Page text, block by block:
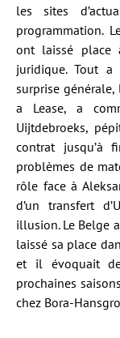
les sites
programmation.
ont laissé
juridique. Tout a
surprise générale,
a Lease, a
Uijtdebroeks,
contrat jusqu’à
problèmes de
rôle face à
d’un transfert
illusion. Le Belge
laissé sa place
et il évoquait
prochaines
chez Bora-